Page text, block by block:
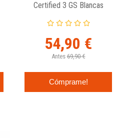
Certified 3 GS Blancas
54,90 €
Antes 69,90 €
Cómprame!